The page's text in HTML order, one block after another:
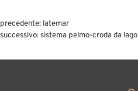
precedente: latemar
successivo:sistema pelmo-croda da lago